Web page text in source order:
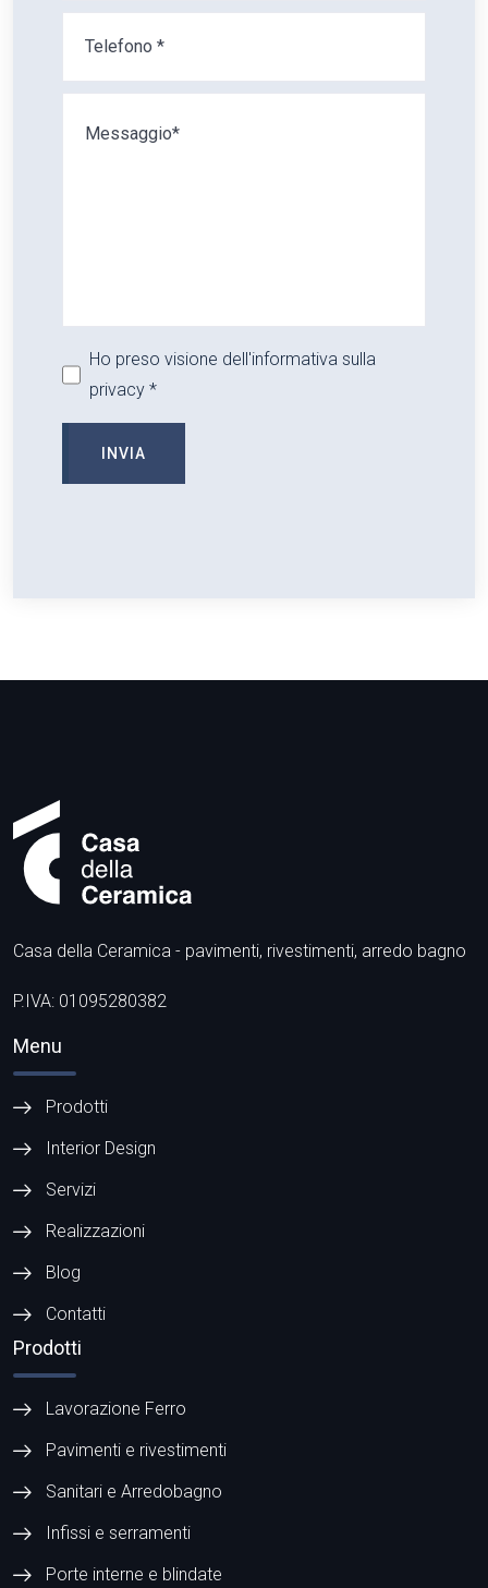
Ho preso visione dell'informativa sulla
privacy *
INVIA
Casa della Ceramica - pavimenti, rivestimenti, arredo bagno
P.IVA: 01095280382
Menu
Prodotti
Interior Design
Servizi
Realizzazioni
Blog
Contatti
Prodotti
Lavorazione Ferro
Pavimenti e rivestimenti
Sanitari e Arredobagno
Infissi e serramenti
Porte interne e blindate